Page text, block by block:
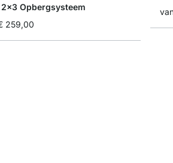
2x3 Opbergsysteem
259,00